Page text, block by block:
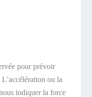
pour prévoir
ou la
indiquer la force